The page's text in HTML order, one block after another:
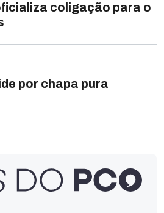
coligação para o
por chapa pura